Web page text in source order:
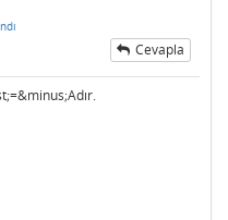
Cevapla